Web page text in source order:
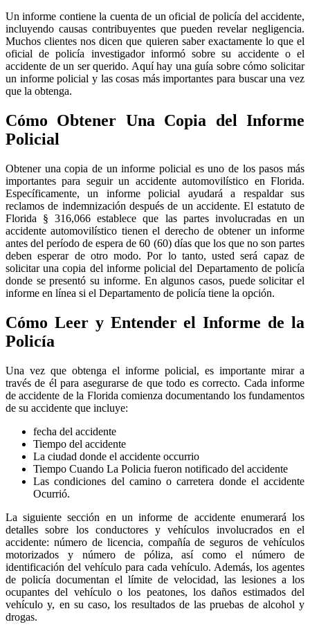
Un informe contiene la cuenta de un oficial de policía del accidente,
incluyendo causas contribuyentes que pueden revelar negligencia.
Muchos clientes nos dicen que quieren saber exactamente lo que el
oficial de policía investigador informó sobre su accidente o el
accidente de un ser querido. Aquí hay una guía sobre cómo solicitar
un informe policial y las cosas más importantes para buscar una vez
que la obtenga.
Cómo Obtener Una Copia del Informe
Policial
Obtener una copia de un informe policial es uno de los pasos más
importantes para seguir un accidente automovilístico en Florida.
Específicamente, un informe policial ayudará a respaldar sus
reclamos de indemnización después de un accidente. El estatuto de
Florida § 316,066 establece que las partes involucradas en un
accidente automovilístico tienen el derecho de obtener un informe
antes del período de espera de 60 (60) días que los que no son partes
deben esperar de otro modo. Por lo tanto, usted será capaz de
solicitar una copia del informe policial del Departamento de policía
donde se presentó su informe. En algunos casos, puede solicitar el
informe en línea si el Departamento de policía tiene la opción.
Cómo Leer y Entender el Informe de la
Policía
Una vez que obtenga el informe policial, es importante mirar a
través de él para asegurarse de que todo es correcto. Cada informe
de accidente de la Florida comienza documentando los fundamentos
de su accidente que incluye:
fecha del accidente
Tiempo del accidente
La ciudad donde el accidente occurrio
Tiempo Cuando La Policia fueron notificado del accidente
Las condiciones del camino o carretera donde el accidente
Ocurrió.
La siguiente sección en un informe de accidente enumerará los
detalles sobre los conductores y vehículos involucrados en el
accidente: número de licencia, compañía de seguros de vehículos
motorizados y número de póliza, así como el número de
identificación del vehículo para cada vehículo. Además, los agentes
de policía documentan el límite de velocidad, las lesiones a los
ocupantes del vehículo o los peatones, los daños estimados del
vehículo y, en su caso, los resultados de las pruebas de alcohol y
drogas.